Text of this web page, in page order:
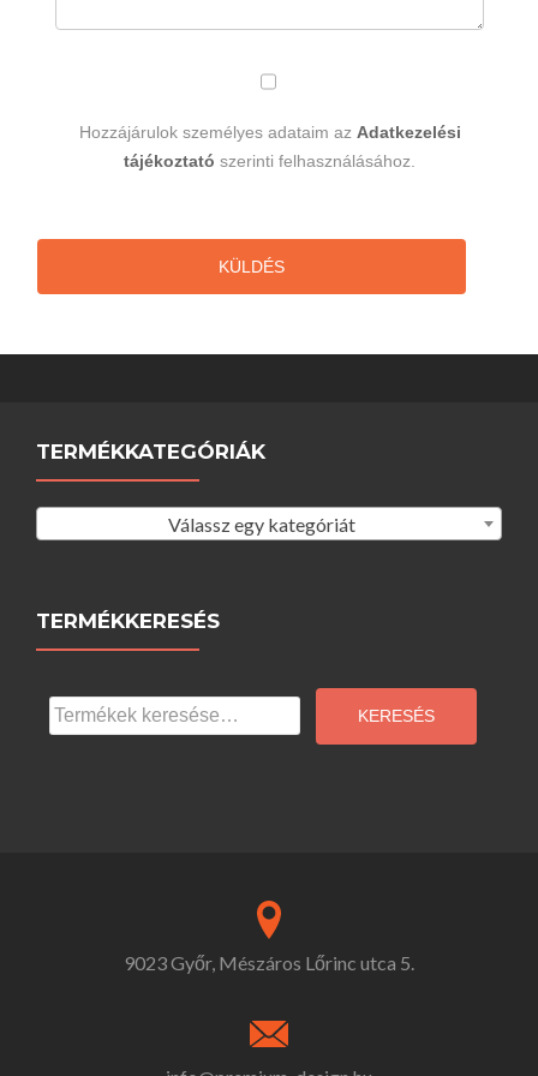
Hozzájárulok személyes adataim az Adatkezelési
tájékoztató szerinti felhasználásához.
KÜLDÉS
TERMÉKKATEGÓRIÁK
Válassz egy kategóriát
TERMÉKKERESÉS
a
következőre:
KERESÉS
9023 Győr, Mészáros Lőrinc utca 5.